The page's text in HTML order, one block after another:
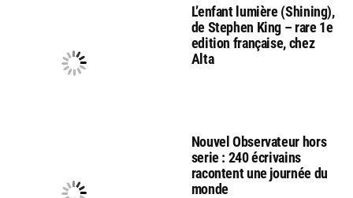
L’enfant lumière (Shining),
de Stephen King – rare 1e
edition française, chez
Alta
Nouvel Observateur hors
serie : 240 écrivains
racontent une journée du
monde